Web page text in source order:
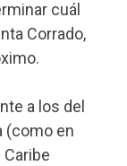
cuál
Corrado,
a los del
(como en